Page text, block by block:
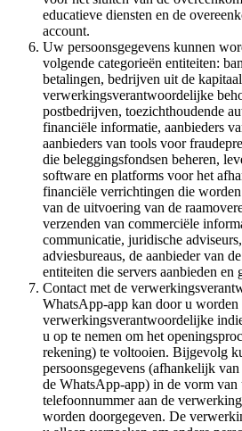
educatieve diensten en de
account.
Uw persoonsgegevens kunnen
volgende categorieën entiteiten:
betalingen, bedrijven uit de
verwerkingsverantwoordelijke
postbedrijven, toezichthoudende
financiële informatie, aanbieders
aanbieders van tools voor
die beleggingsfondsen beheren,
software en platforms voor het
financiële verrichtingen die
van de uitvoering van de
verzenden van commerciële
communicatie, juridische
adviesbureaus, de aanbieder van
entiteiten die servers aanbieden en
Contact met de
WhatsApp-app kan door u
verwerkingsverantwoordelijke
u op te nemen om het
rekening) te voltooien. Bijgevolg
persoonsgegevens (afhankelijk
de WhatsApp-app) in de vorm
telefoonnummer aan de
worden doorgegeven. De